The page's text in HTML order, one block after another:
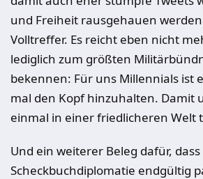
und Freiheit rausgehauen
Volltreffer. Es reicht eben nicht
lediglich zum größten
bekennen: Für uns Millennials ist
mal den Kopf hinzuhalten. Damit
einmal in einer friedlicheren Welt
Und ein weiterer Beleg dafür,
Scheckbuchdiplomatie endgültig